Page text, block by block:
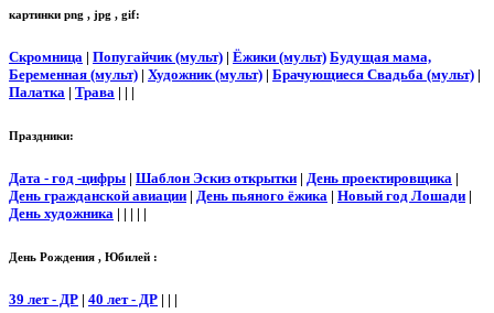
картинки png , jpg , gif:
Скромница | Попугайчик (мульт) | Ёжики (мульт) Будущая мама,
Беременная (мульт) | Художник (мульт) | Брачующиеся Свадьба (мульт) |
Палатка | Трава | | |
Праздники:
Дата - год -цифры | Шаблон Эскиз открытки | День проектировщика |
День гражданской авиации | День пьяного ёжика | Новый год Лошади |
День художника | | | | |
День Рождения , Юбилей :
39 лет - ДР | 40 лет - ДР | | |